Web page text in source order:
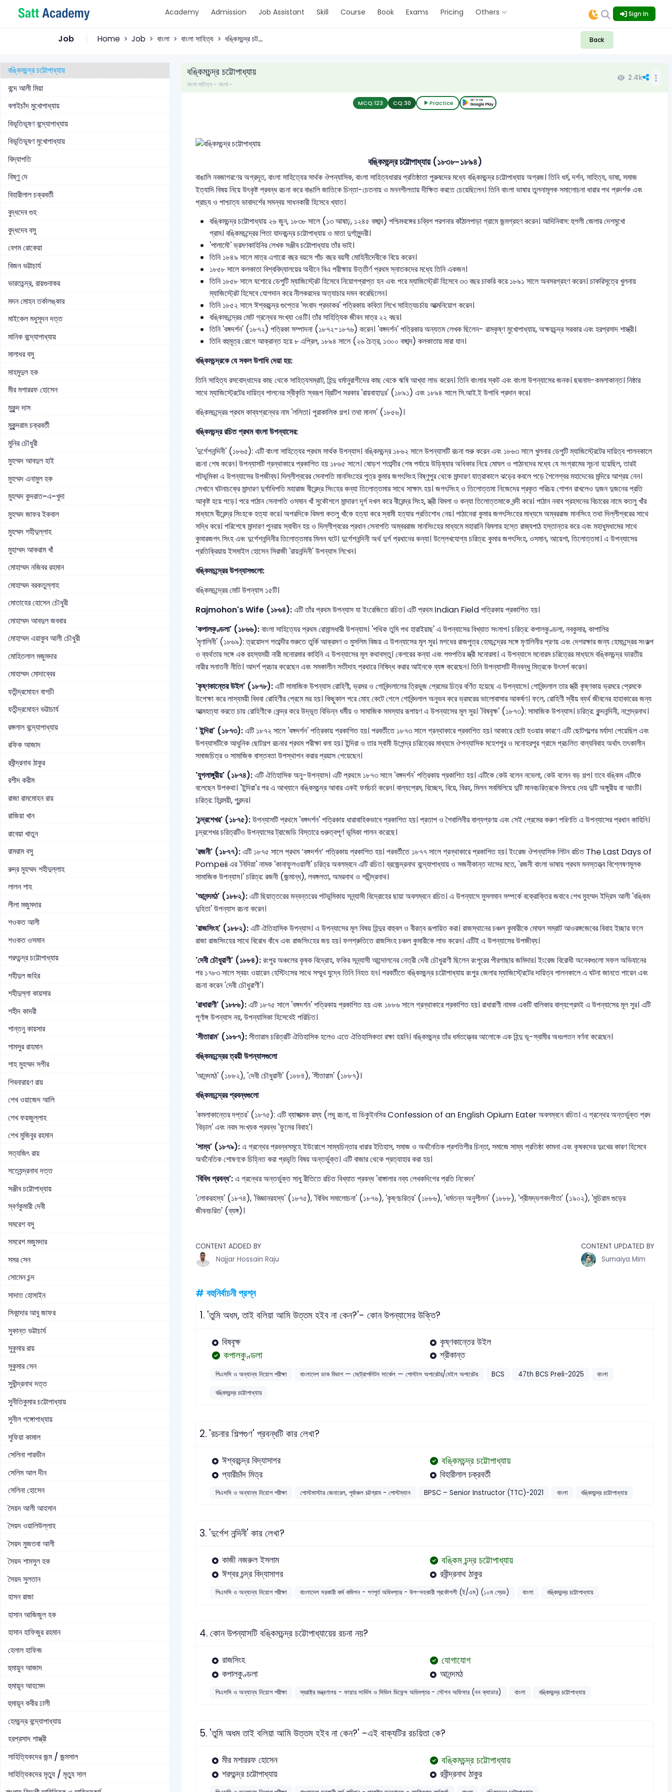
Academy Admission Job Assistant Skill Course Book Exams Pricing Others Sign In
Job Home Job বাংলা বাংলা সাহিত্য বঙ্কিমচন্দ্র চট... Back
প্রেমেন্দ্র মিত্র
বঙ্কিমচন্দ্র চট্টোপাধ্যায়
বন্দে আলী মিয়া
বলাইচাঁদ মুখোপাধ্যায়
বিভূতিভূষণ বন্দ্যোপাধ্যায়
বিভূতিভূষণ মুখোপাধ্যায়
বিদ্যাপতি
বিষ্ণু দে
বিহারীলাল চক্রবর্তী
বুদ্ধদেব গুহ
বুদ্ধদেব বসু
বেগম রোকেয়া
বিজন ভট্টাচার্য
ভারতচন্দ্র, রায়গুনাকর
মদন মোহন তর্কালঙ্কার
মাইকেল মধুসূদন দত্ত
মানিক বন্দ্যোপাধ্যায়
মালাধর বসু
মাহমুদুল হক
মীর মশাররফ হোসেন
মুকুন্দ দাস
মুকুন্দরাম চক্রবর্তী
মুনির চৌধুরী
মুহম্মদ আবদুল হাই
মুহম্মদ এনামুল হক
মুহম্মদ কুদরাত-এ-খুদা
মুহম্মদ জাফর ইকবাল
মুহম্মদ শহীদুল্লাহ
মুহাম্মদ আকরাম খাঁ
মোহাম্মদ নজিবর রহমান
মোহাম্মদ বরকতুল্লাহ
মোতাহের হোসেন চৌধুরী
মোহাম্মদ আবদুল জববার
মোহাম্মদ এয়াকুব আলী চৌধুরী
মোহিতলাল মজুমদার
মোহাম্মদ মোদাব্বের
যতীন্দ্রমোহন বাগচী
যতীন্দ্রমোহন ভট্টাচার্য
রঙ্গলাল বন্দ্যোপাধ্যায়
রফিক আজাদ
রবীন্দ্রনাথ ঠাকুর
রশীদ করীম
রাজা রামমোহন রায়
রাজিয়া খান
রাবেয়া খাতুন
রামরাম বসু
রুদ্র মুহম্মদ শহীদুল্লাহ
লালন শাহ
লীলা মজুমদার
শওকত আলী
শওকত ওসমান
শরৎচন্দ্র চট্টোপাধ্যায়
শহীদুল জহির
শহীদুল্লা কায়সার
শহীদ কাদরী
শান্তনু কায়সার
শামসুর রাহমান
শাহ মুহম্মদ সগীর
শিবনারায়ণ রায়
শেখ ওয়াজেদ আলি
শেখ ফয়জুল্লাহ
শেখ মুজিবুর রহমান
সত্যজিৎ রায়
সত্যেন্দ্রনাথ দত্ত
সঞ্জীব চট্টোপাধ্যায়
স্বর্ণকুমারী দেবী
সমরেশ বসু
সমরেশ মজুমদার
সমর সেন
সোমেন চন্দ
সাদাত হোসাইন
সিকান্দার আবু জাফর
সুকান্ত ভট্টাচার্য
সুকুমার রায়
সুকুমার সেন
সুধীন্দ্রনাথ দত্ত
সুনীতিকুমার চট্টোপাধ্যায়
সুনীল গঙ্গোপাধ্যায়
সুফিয়া কামাল
সেলিনা পারভীন
সেলিম আল দীন
সেলিনা হোসেন
সৈয়দ আলী আহসান
সৈয়দ ওয়ালিউল্লাহ
সৈয়দ মুজতবা আলী
সৈয়দ শামসুল হক
সৈয়দ সুলতান
হাসন রাজা
হাসান আজিজুল হক
হাসান হাফিজুর রহমান
হেলাল হাফিজ
হুমায়ুন আজাদ
হুমায়ূন আহমেদ
হুমায়ূন কবীর ঢালী
হেমচন্দ্র বন্দ্যোপাধ্যায়
হরপ্রসাদ শাস্ত্রী
সাহিত্যিকদের জন্ম / জন্মসাল
সাহিত্যিকদের মৃত্যু / মৃত্যু সাল
বঙ্কিমচন্দ্র চট্টোপাধ্যায়
বাংলা সাহিত্য - বাংলা -
2.4k
MCQ:123 CQ:30 Practice
বঙ্কিমচন্দ্র চট্টোপাধ্যায় (১৮৩৮-১৮৯৪)
বাঙালি নবজাগরণের অগ্রদূত, বাংলা সাহিত্যের সার্থক ঔপন্যাসিক, বাংলা সাহিত্যধারার প্রতিষ্ঠাতা পুরুষদের মধ্যে বঙ্কিমচন্দ্র চট্টোপাধ্যায় অগ্রজ। তিনি ধর্ম, দর্শন, সাহিত্য, ভাষা, সমাজ
ইত্যাদি বিষয় নিয়ে উৎকৃষ্ট প্রবন্ধ রচনা করে বাঙালি জাতিকে চিন্তা-চেতনায় ও মননশীলতায় দীক্ষিত করতে চেয়েছিলেন। তিনি বাংলা ভাষার তুলনামূলক সমালোচনা ধারার পথ প্রদর্শক এবং
প্রাচ্য ও পাশ্চাত্য ভাবাদর্শের সমন্বয় সাধনকারী হিসেবে খ্যাত।
বঙ্কিমচন্দ্র চট্টোপাধ্যায় ২৬ জুন, ১৮৩৮ সালে (১৩ আষাঢ়, ১২৪৫ বঙ্গাব্দ) পশ্চিমবঙ্গের চব্বিশ পরগনার কাঁঠালপাড়া গ্রামে জন্মগ্রহণ করেন। আদিনিবাস: হুগলী জেলার দেশমুখো
গ্রাম। বঙ্কিমচন্দ্রের পিতা যাদবচন্দ্র চট্টোপাধ্যায় ও মাতা দুর্গাসুন্দরী।
'পালামৌ' ভ্রমণকাহিনির লেখক সঞ্জীব চট্টোপাধ্যায় তাঁর ভাই।
তিনি ১৮৪৯ সালে মাত্র এগারো বছর বয়সে পাঁচ বছর বয়সী মোহিনীদেবীকে বিয়ে করেন।
১৮৫৮ সালে কলকাতা বিশ্ববিদ্যালয়ের অধীনে বিএ পরীক্ষায় উত্তীর্ণ প্রথম স্নাতকদের মধ্যে তিনি একজন।
তিনি ১৮৫৮ সালে যশোরে ডেপুটি ম্যাজিস্ট্রেট হিসেবে নিয়োগপ্রাপ্ত হন এবং পরে ম্যাজিস্ট্রেট হিসেবে ৩৩ বছর চাকরি করে ১৮৯১ সালে অবসরগ্রহণ করেন। চাকরিসূত্রে খুলনায়
ম্যাজিস্ট্রেট হিসেবে যোগদান করে নীলকরদের অত্যাচার দমন করেছিলেন।
তিনি ১৮৫২ সালে ঈশ্বরচন্দ্র গুপ্তের 'সংবাদ প্রভাকর' পত্রিকায় কবিতা লিখে সাহিত্যচর্চায় আত্মনিয়োগ করেন।
বঙ্কিমচন্দ্রের মোট গ্রন্থের সংখ্যা ৩৪টি। তাঁর সাহিত্যিক জীবন মাত্র ২২ বছর।
তিনি 'বঙ্গদর্শন' (১৮৭২) পত্রিকা সম্পাদনা (১৮৭২-১৮৭৬) করেন। 'বঙ্গদর্শন' পত্রিকার অন্যতম লেখক ছিলেন- রামকৃষ্ণ মুখোপাধ্যায়, অক্ষয়চন্দ্র সরকার এবং হরপ্রসাদ শাস্ত্রী।
তিনি বহুমূত্র রোগে আক্রান্ত হয়ে ৮ এপ্রিল, ১৮৯৪ সালে (২৬ চৈত্র, ১৩০০ বঙ্গাব্দ) কলকাতায় মারা যান।
বঙ্কিমচন্দ্রকে যে সকল উপাধি দেয়া হয়:
তিনি সাহিত্য রসবোদ্ধাদের কাছ থেকে সাহিত্যসম্রাট, হিন্দু ধর্মানুরাগীদের কাছ থেকে ঋষি আখ্যা লাভ করেন। তিনি বাংলার স্কট এবং বাংলা উপন্যাসের জনক। ছদ্মনাম-কমলাকান্ত। নিষ্ঠার
সাথে ম্যাজিস্ট্রেটের দায়িত্ব পালনের স্বীকৃতি স্বরূপ ব্রিটিশ সরকার 'রায়বাহাদুর' (১৮৯১) এবং ১৮৯৪ সালে সি.আই.ই উপাধি প্রদান করে।
বঙ্কিমচন্দ্রের প্রথম কাব্যগ্রন্থের নাম 'ললিতা। পুরাকালিক গল্প। তথা মানস' (১৮৫৬)।
বঙ্কিমচন্দ্র রচিত প্রথম বাংলা উপন্যাসের:
'দুর্গেশনন্দিনী' (১৮৬৫): এটি বাংলা সাহিত্যের প্রথম সার্থক উপন্যাস। বঙ্কিমচন্দ্র ১৮৬২ সালে উপন্যাসটি রচনা শুরু করেন এবং ১৮৬৩ সালে খুলনার ডেপুটি ম্যাজিস্ট্রেটের দায়িত্ব পালনকালে
রচনা শেষ করেন। উপন্যাসটি গ্রন্থাকারে প্রকাশিত হয় ১৮৬৫ সালে। ষোড়শ শতাব্দীর শেষ পর্যায়ে উড়িষ্যার অধিকার নিয়ে মোঘল ও পাঠানদের মধ্যে যে সংগ্রামের সূচনা হয়েছিল, তারই
পটভূমিকা এ উপন্যাসের উপজীব্য। দিল্লীশ্বরের সেনাপতি মানসিংহের পুত্র কুমার জগৎসিংহ বিষ্ণুপুর থেকে মান্দারণ যাত্রাকালে ঝড়ের কবলে পড়ে শৈলেশ্বর মহাদেবের মন্দিরে আশ্রয় নেন।
সেখানে ঘটনাচক্রে মান্দারণ দুর্গাধিপতি মহারাজ বীরেন্দ্র সিংহের কন্যা তিলোত্তমার সাথে সাক্ষাৎ হয়। জগৎসিংহ ও তিলোত্তমা নিজেদের প্রকৃত পরিচয় গোপন রাখলেও দুজন দুজনের প্রতি
আকৃষ্ট হয়ে পড়ে। পরে পাঠান সেনাপতি ওসমান খাঁ সুকৌশলে মান্দারণ দূর্গ দখল করে বীরেন্দ্র সিংহ, স্ত্রী বিমলা ও কন্যা তিলোত্তমাকে বন্দী করে। পাঠান নবাব প্রহসনের বিচারের নামে কতলু খাঁর
মাধ্যমে বীরেন্দ্র সিংহকে হত্যা করে। অপরদিকে বিমলা কতলু খাঁকে হত্যা করে স্বামী হত্যার প্রতিশোধ নেয়। পাঠানেরা কুমার জগৎসিংহের মাধ্যমে অম্বররাজ মানসিংহ তথা দিল্লীশ্বরের সাথে
সদ্ধি করে। পরিশেষে মান্দারণ পুনরায় স্বাধীন হয় ও দিল্লীশ্বরের প্রধান সেনাপতি অম্বররাজ মানসিংহের মাধ্যমে মহারানি বিমলার হস্তে রাজ্যপাঠ হস্তান্তর করে এবং মহাধুমধামের সাথে
কুমারজগৎ সিংহ এবং দুর্গেশনন্দিনীর তিলোত্তমার মিলন ঘটে। দুর্গেশনন্দিনী অর্থ দুর্গ প্রধানের কন্যা। উল্লেখযোগ্য চরিত্র: কুমার জগৎসিংহ, ওসমান, আয়েশা, তিলোত্তমা। এ উপন্যাসের
প্রতিক্রিয়ায় ইসমাইল হোসেন সিরাজী 'রায়নন্দিনী' উপন্যাস লিখেন।
বঙ্কিমচন্দ্রের উপন্যাসগুলো:
বঙ্কিমচন্দ্রের মোট উপন্যাস ১৫টি।
Rajmohon's Wife (১৮৬৪):এটি তাঁর প্রথম উপন্যাস যা ইংরেজিতে রচিত। এটি প্রথম Indian Field পত্রিকায় প্রকাশিত হয়।
'কপালকুণ্ডলা' (১৮৬৬):বাংলা সাহিত্যের প্রথম রোমান্সধারী উপন্যাস। 'পথিক তুমি পথ হারাইয়াছ' এ উপন্যাসের বিখ্যাত সংলাপ। চরিত্র: কপালকুণ্ডলা, নবকুমার, কাপালির
'মৃণালিনী' (১৮৬৯): ত্রয়োদশ শতাব্দীর শুরুতে তুর্কি আক্রমণ ও মুসলিম বিজয় এ উপন্যাসের মূল সুর। মগধের রাজপুত্র হেমচন্দ্রের সঙ্গে মৃণালিনীর প্রণয় এবং দেশরক্ষার জন্য হেমচন্দ্রের সংকল্প
ও ব্যর্থতার সঙ্গে এক রহস্যময়ী নারী মনোরমার কাহিনি এ উপন্যাসের মূল কথাবস্তু। কেশরের কন্যা এবং পশুপতির স্ত্রী মনোরমা। এ উপন্যাসে মনোরম চরিত্রের মাধ্যমে বঙ্কিমচন্দ্র ভারতীয়
নারীর সনাতনী নীতি। আদর্শ প্রচার করেছেন এবং সমকালীন সতীদাহ প্রথারে নিষিদ্ধ করার আইনকে ব্যঙ্গ করেছেন। তিনি উপন্যাসটি দীনবন্ধু মিত্রকে উৎসর্গ করেন।
'কৃষ্ণকান্তের উইল' (১৮৭৮):এটি সামাজিক উপন্যাস রোহিণী, ভ্রমর ও গোবিন্দলালের ত্রিভুজ প্রেমের চিত্র বর্ণিত হয়েছে এ উপন্যাসে। গোবিন্দলাল তার স্ত্রী কৃষ্ণকায় ভ্রমরে প্রেমকে
উপেক্ষা করে লাস্যময়ী বিধবা রোহিণীর প্রেমে মর হয়। কিছুকাল পরে মোহ কেটে গেলে গোবিন্দলাল অনুভব করে ভ্রমরের ভালোবাসার আকর্ষণ। ফলে, রোহিণী স্বীয় ব্যর্থ জীবনের হাহাকারের জন্য
আত্মহত্যা করতে চায় রোহিণীকে কেন্দ্র করে উদ্ভূত বিভিন্ন ধর্মীয় ও সামাজিক সমস্যার রূপায়ণ এ উপন্যাসের মূল সুর। 'বিষবৃক্ষ' (১৮৭৩): সামাজিক উপন্যাস। চরিত্র: কুন্দনন্দিনী, নগেন্দ্রনাথ।
' ইন্দিরা' (১৮৭৩):এটি ১৮৭২ সালে 'বঙ্গদর্শন' পত্রিকায় প্রকাশিত হয়। পরবর্তীতে ১৮৭৩ সালে গ্রন্থাকারে প্রকাশিত হয়। আকারে ছোট হওয়ার কারণে এটি ছোটগল্পের মর্যাদা পেয়েছিল এবং
উপন্যাসটিকে আধুনিক ছোটগল্প রচনার প্রথম পরীক্ষা বলা হয়। ইন্দিরা ও তার স্বামী উপেন্দ্র চরিত্রের মাধ্যমে ঔপন্যাসিক মহেশপুর ও মনোহরপুর গ্রামে প্রচলিত বাল্যবিবাহ অর্থাৎ তৎকালীন
সমাজচিত্র ও সামাজিক বাস্তবতা উপস্থাপন করার প্রয়াস পেয়েছেন।
'যুগলাঙ্গুরীয়' (১৮৭৪):এটি ঐতিহাসিক অনু-উপন্যাস। এটি প্রথমে ১৮৭৩ সালে 'বঙ্গদর্শন' পত্রিকায় প্রকাশিত হয়। এটিকে কেউ বলেন নভেলা, কেউ বলেন বড় গল্প। তবে বঙ্কিম এটিকে
বলেছেন উপকথা। 'ইন্দিরা'র পর এ আখ্যানে বঙ্কিমচন্দ্র আবার একই ফর্মচর্চা করেন। বাল্যপ্রেম, বিচ্ছেদ, বিয়ে, বিরহ, মিলন সবমিলিয়ে দুটি মানবচরিত্রকে মিলয়ে দেয় দুটি অঙ্গুরীয় বা আংটি।
চরিত্র: হিরন্ময়ী, পুরন্দর।
'চন্দ্রশেখর' (১৮৭৫):উপন্যাসটি প্রথমে 'বঙ্গদর্শন' পত্রিকায় ধারাবাহিকভাবে প্রকাশিত হয়। প্রতাপ ও শৈবালিনীর বাল্যপ্রণয় এবং সেই প্রেমের করুণ পরিণতি এ উপন্যাসের প্রধান কাহিনি।
চন্দ্রশেখর চরিত্রটিও উপন্যাসের ট্রাজেডি বিস্তারে গুরুত্বপূর্ণ ভূমিকা পালন করেছে।
'রজনী' (১৮৭৭):এটি ১৮৭৫ সালে প্রথম ‘বঙ্গদর্শন’ পত্রিকায় প্রকাশিত হয়। পরবর্তীতে ১৮৭৭ সালে গ্রন্থাকারে প্রকাশিত হয়। ইংরেজ ঔপন্যাসিক লিটন রচিত The Last Days of
Pompeii এর 'নিদিয়া' নামক 'কানাফুলওয়ালী' চরিত্র অবলম্বনে এটি রচিত। ব্রজেন্দ্রনাথ বন্দ্যোপাধ্যায় ও সজনীকান্ত দাসের মতে, 'রজনী বাংলা ভাষায় প্রথম মনস্তত্ত্ব বিশ্লেষণমূলক
সামাজিক উপন্যাস।' চরিত্র: রজনী (জন্মান্ধ), লবঙ্গলতা, অমরনাথ ও শচীন্দ্রনাথ।
'আনন্দমঠ' (১৮৮২):এটি ছিয়াত্তরের মন্বন্তরের পটভূমিকায় সন্ন্যাসী বিদ্রোহের ছায়া অবলম্বনে রচিত। এ উপন্যাসে মুসলমান সম্পর্কে বক্রোক্তির জবাবে শেখ মুহম্মদ ইদ্রিস আলী 'বঙ্কিম
দুহিতা' উপন্যাস রচনা করেন।
'রাজসিংহ' (১৮৮২):এটি ঐতিহাসিক উপন্যাস। এ উপন্যাসের মূল বিষয় হিন্দুর বাহুবল ও বীরত্ব রূপায়িত করা। রাজস্থানের চঞ্চল কুমারীকে মোঘল সম্রাট আওরঙ্গজেবের বিবাহ ইচ্ছার ফলে
রাজা রাজসিংহের সাথে বিরোধ বাঁধে এবং রাজসিংহের জয় হয়। ফলশ্রুতিতে রাজসিংহ চঞ্চল কুমারীকে লাভ করেন। এটিই এ উপন্যাসের উপজীব্য।
'দেবী চৌধুরাণী' (১৮৮৪):রংপুর অঞ্চলের কৃষক বিদ্রোহ, ফকির সন্ন্যাসী আন্দোলনের নেত্রী দেবী চৌধুরাণী ছিলেন রংপুরের পীরগাছার জমিদার। ইংরেজ বিরোধী অনেকগুলো সফল অভিযানের
পর ১৭৮৩ সালে স্বয়ং ওয়ারেন হেস্টিংসের সাথে সম্মুখ যুদ্ধে তিনি নিহত হন। পরবর্তীতে বঙ্কিমচন্দ্র চট্টোপাধ্যায় রংপুর জেলার ম্যাজিস্ট্রেটের দায়িত্ব পালনকালে এ ঘটনা জানতে পারেন এবং
রচনা করেন 'দেবী চৌধুরাণী'।
'রাধারাণী' (১৮৮৬):এটি ১৮৭৫ সালে 'বঙ্গদর্শন' পত্রিকায় প্রকাশিত হয় এবং ১৮৮৬ সালে গ্রন্থাকারে প্রকাশিত হয়। রাধারাণী নামক একটি বালিকার বাল্যপ্রেমই এ উপন্যাসের মূল সুর। এটি
পূর্ণাঙ্গ উপন্যাস নয়, উপন্যাসিকা হিসেবেই পরিচিত।
'সীতারাম' (১৮৮৭):সীতারাম চরিত্রটি ঐতিহাসিক হলেও এতে ঐতিহাসিকতা রক্ষা হয়নি। বঙ্কিমচন্দ্র তাঁর ধর্মতত্ত্বের আলোকে এক হিন্দু ভূ-স্বামীর অধঃপতন বর্ণনা করেছেন।
বঙ্কিমচন্দ্রের ত্রয়ী উপন্যাসগুলো
'আনন্দমঠ' (১৮৮২), 'দেবী চৌধুরানী' (১৮৮৪), 'সীতারাম' (১৮৮৭)।
বঙ্কিমচন্দ্রের প্রবন্ধগুলো
'কমলাকান্তের দপ্তর' (১৮৭৫): এটি ব্যাঙ্গাত্মক রম্য (লঘু রচনা, যা ডিকুইনসির Confession of an English Opium Eater অবলম্বনে রচিত। এ গ্রন্থের অন্তর্ভুক্ত প্রদ
'বিড়াল' এবং নবম সংখ্যক প্রবন্ধ 'ফুলের বিবাহ'।
'সাম্য' (১৮৭৯):এ গ্রন্থের প্রবন্ধসমূহে ইউরোপে সাম্যচিন্তার ধারার ইতিহাস, সমাজ ও অর্থনৈতিক প্রগতিশীর চিন্তা, সমাজে সাম্য প্রতিষ্ঠা কামনা এবং কৃষকদের দুঃখের কারণ হিসেবে
অর্থনৈতিক শোষণকে চিহ্নিত করা প্রভৃতি বিষয় অন্তর্ভুক্ত। এটি বাজার থেকে প্রত্যাহার করা হয়।
'বিবিধ প্রবন্ধ':এ গ্রন্থের অন্তর্ভুক্ত সাধু রীতিতে রচিত বিখ্যাত প্রবন্ধ 'বাঙ্গালার নব্য লেখকদিগের প্রতি নিবেদন'
'লোকরহস্য' (১৮৭৪), 'বিজ্ঞানরহস্য' (১৮৭৫), 'বিবিধ সমালোচনা' (১৮৭৬), 'কৃষ্ণচরিত্র' (১৮৮৬), 'ধর্মতন্ন অনুশীলন' (১৮৮৮), 'শ্রীমদ্ভগবদগীতা' (১৯০২), 'মুচিরাম গুড়ের
জীবনচরিত' (ব্যঙ্গ)।
CONTENT ADDED BY
Najjar Hossain Raju
CONTENT UPDATED BY
Sumaiya Mim
# বহুনির্বাচনী প্রশ্ন
1. 'তুমি অধম, তাই বলিয়া আমি উত্তম হইব না কেন?'- কোন উপন্যাসের উক্তি?
বিষবৃক্ষ কৃষ্ণকান্তের উইল
কপালকুণ্ডলা শ্রীকান্ত
পিএসসি ও অন্যান্য নিয়োগ পরীক্ষা বাংলাদেশ ডাক বিভাগ — মেট্রোপলিটন সার্কেল — পোস্টাল অপারেটর/মেইল অপারেটর BCS 47th BCS Preli-2025
বাংলা
বঙ্কিমচন্দ্র চট্টোপাধ্যায়
2. 'রচনার শিল্পগুণ' প্রবন্ধটি কার লেখা?
ঈশ্বরচন্দ্র বিদ্যাসাগর বঙ্কিমচন্দ্র চট্টোপাধ্যায়
প্যারীচাঁদ মিত্র বিহারীলাল চক্রবর্তী
পিএসসি ও অন্যান্য নিয়োগ পরীক্ষা পোস্টমাস্টার জেনারেল, পূর্বাঞ্চল চট্টগ্রাম - পোস্টম্যান BPSC – Senior Instructor (TTC)-2021 বাংলা বঙ্কিমচন্দ্র চট্টোপাধ্যায়
3. 'দুর্গেশ নন্দিনী' কার লেখা?
কাজী নজরুল ইসলাম বঙ্কিম চন্দ্র চট্টোপাধ্যায়
ঈশ্বর চন্দ্র বিদ্যাসাগর রবীন্দ্রনাথ ঠাকুর
পিএসসি ও অন্যান্য নিয়োগ পরীক্ষা বাংলাদেশ সরকারী কর্ম কমিশন - গণপূর্ত অধিদপ্তর - উপ-সহকারী প্রকৌশলী (ই/এম) (১০ম গ্রেড) বাংলা বঙ্কিমচন্দ্র চট্টোপাধ্যায়
4.কোন উপন্যাসটি বঙ্কিমচন্দ্র চট্টোপাধ্যায়ের রচনা নয়?
রাজসিংহ যোগাযোগ
কপালকুণ্ডলা আনন্দমঠ
পিএসসি ও অন্যান্য নিয়োগ পরীক্ষা স্বরাষ্ট্র মন্ত্রণালয় - ফায়ার সার্ভিস ও সিভিল ডিফেন্স অধিদপ্তর - স্টেশন অফিসার (নন ক্যাডার) বাংলা বঙ্কিমচন্দ্র চট্টোপাধ্যায়
5. 'তুমি অধম তাই বলিয়া আমি উত্তম হইব না কেন?' -এই বাক্যটির রচয়িতা কে?
মীর মশাররফ হোসেন বঙ্কিমচন্দ্র চট্টোপাধ্যায়
শরৎচন্দ্র চট্টোপাধ্যায় রবীন্দ্রনাথ ঠাকুর